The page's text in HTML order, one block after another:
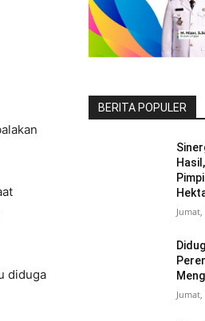
diduga
BERITA POPULER